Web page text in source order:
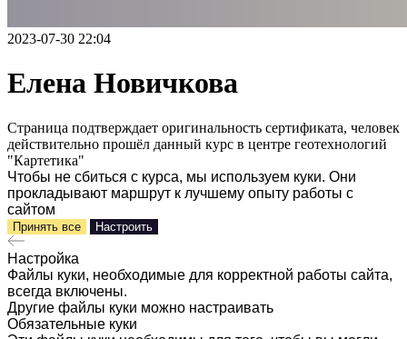
2023-07-30 22:04
Елена Новичкова
Страница подтверждает оригинальность сертификата, человек
действительно прошёл данный курс в центре геотехнологий
"Картетика"
Чтобы не сбиться с курса, мы используем куки. Они
прокладывают маршрут к лучшему опыту работы с
сайтом
Принять все Настроить
Настройка
Файлы куки, необходимые для корректной работы сайта,
всегда включены.
Другие файлы куки можно настраивать
Обязательные куки